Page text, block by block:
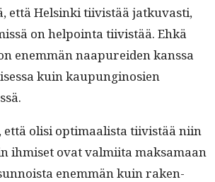
että Helsin­ki tiivistää jatku­vasti,
on hel­poin­ta tiivistää. Ehkä
enem­män naa­purei­den kanssa
kuin kaupungi­nosien
että olisi opti­maal­ista tiivistää niin
ihmiset ovat valmi­ita mak­samaan
enem­män kuin raken­